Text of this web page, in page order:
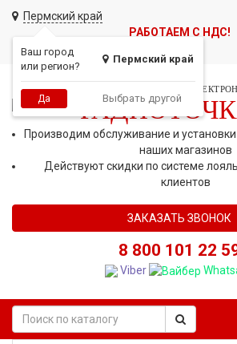
Пермский край
Ваш город
или регион?
Пермский край
Да Выбрать другой
РАБОТАЕМ С НДС!
СЕТЬ МАГАЗИНОВ
Производим обслуживание и
наших магазинов
Действуют скидки по системе
клиентов
ЗАКАЗАТЬ ЗВОНОК
8 800 101 22
Viber